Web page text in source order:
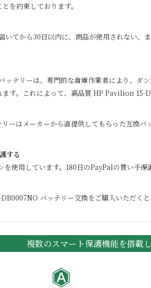
を約束しております。
いてから30日以内に、商品が使用されない、
ッテリーは、専門的な倉庫作業者により、ダ
す。これによって、高品質 HP Pavilion 15-
ーはメーカーから直提供してもらった互換
する
使用しています。180日のPayPalの買い手保
バッテリー交換をご購入いただく
複数のスマート保護機能を搭載